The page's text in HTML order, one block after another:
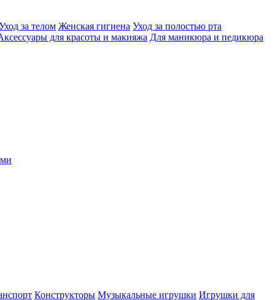
за телом Женская гигиена Уход за полостью рта
для красоты и макияжа Для маникюра и педикюра
Конструкторы Музыкальные игрушки Игрушки для